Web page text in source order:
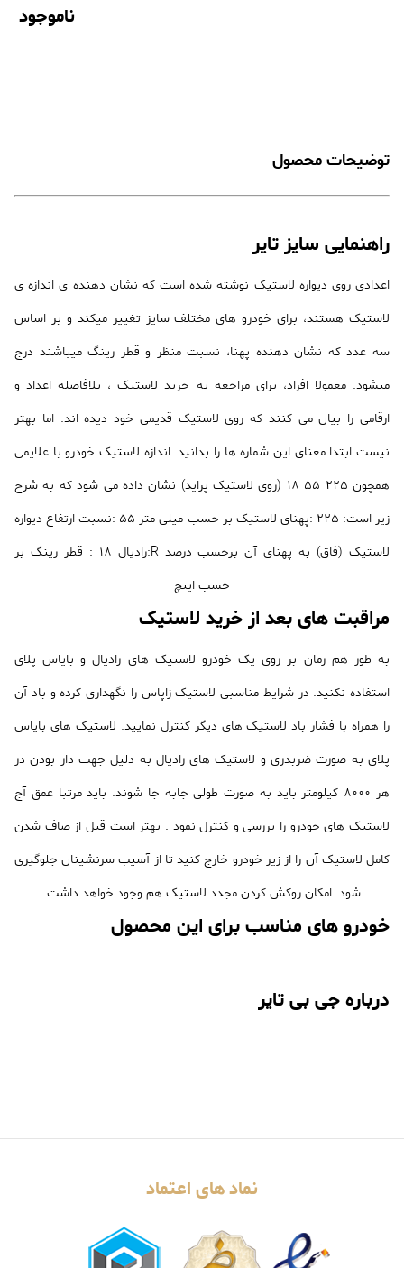
ناموجود
توضیحات محصول
راهنمایی سایز تایر
اعدادی روی دیواره لاستیک نوشته شده است که نشان دهنده ی اندازه ی
لاستیک هستند، برای خودرو های مختلف سایز تغییر میکند و بر اساس
سه عدد که نشان دهنده پهنا، نسبت منظر و قطر رینگ میباشند درج
میشود. معمولا افراد، برای مراجعه به خرید لاستیک ، بلافاصله اعداد و
ارقامی را بیان می کنند که روی لاستیک قدیمی خود دیده اند. اما بهتر
نیست ابتدا معنای این شماره ها را بدانید. اندازه لاستیک خودرو با علایمی
همچون 225 55 18 (روی لاستیک پراید) نشان داده می شود که به شرح
زیر است: 225 :پهنای لاستیک بر حسب میلی متر 55 :نسبت ارتفاع دیواره
لاستیک (فاق) به پهنای آن برحسب درصد R:رادیال 18 : قطر رینگ بر
حسب اینچ
مراقبت های بعد از خرید لاستیک
به طور هم زمان بر روی یک خودرو لاستیک های رادیال و بایاس پلای
استفاده نکنید. در شرایط مناسبی لاستیک زاپاس را نگهداری کرده و باد آن
را همراه با فشار باد لاستیک های دیگر کنترل نمایید. لاستیک های بایاس
پلای به صورت ضربدری و لاستیک های رادیال به دلیل جهت دار بودن در
هر 8000 کیلومتر باید به صورت طولی جابه جا شوند. باید مرتبا عمق آج
لاستیک های خودرو را بررسی و کنترل نمود . بهتر است قبل از صاف شدن
کامل لاستیک آن را از زیر خودرو خارج کنید تا از آسیب سرنشینان جلوگیری
شود. امکان روکش کردن مجدد لاستیک هم وجود خواهد داشت.
خودرو های مناسب برای این محصول
درباره جی بی تایر
نماد های اعتماد